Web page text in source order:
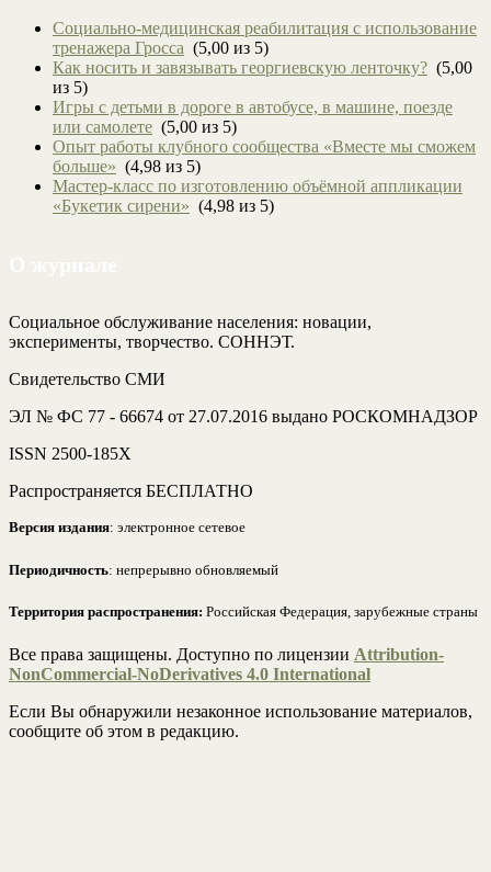
Социально-медицинская реабилитация с использование
тренажера Гросса (5,00 из 5)
Как носить и завязывать георгиевскую ленточку? (5,00
из 5)
Игры с детьми в дороге в автобусе, в машине, поезде
или самолете (5,00 из 5)
Опыт работы клубного сообщества «Вместе мы сможем
больше» (4,98 из 5)
Мастер-класс по изготовлению объёмной аппликации
«Букетик сирени» (4,98 из 5)
Социальное обслуживание населения: новации,
эксперименты, творчество. СОННЭТ.
Свидетельство СМИ
ЭЛ № ФС 77 - 66674 от 27.07.2016 выдано РОСКОМНАДЗОР
ISSN 2500-185Х
Распространяется БЕСПЛАТНО
Версия издания: электронное сетевое
Периодичность: непрерывно обновляемый
Территория распространения: Российская Федерация, зарубежные страны
Все права защищены. Доступно по лицензии Attribution-
NonCommercial-NoDerivatives 4.0 International
Если Вы обнаружили незаконное использование материалов,
сообщите об этом в редакцию.